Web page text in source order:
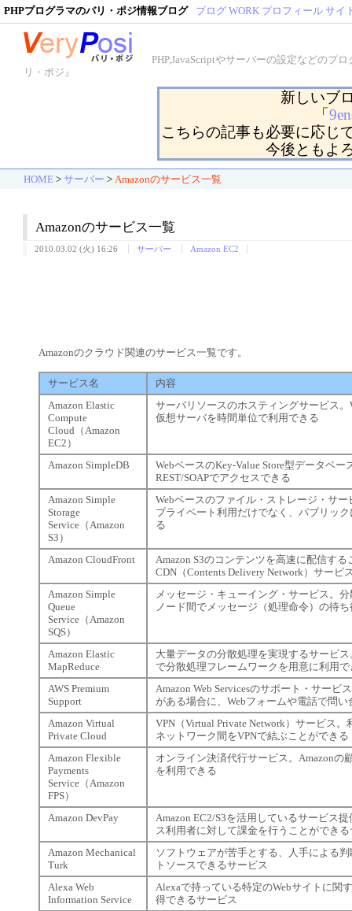
PHPプログラマのバリ・ポジ情報ブログ ブログ WORK プロフィール サイ
PHP,JavaScriptやサーバーの設定などのプ
リ・ポジ』
新しいブ
「
こちらの記事も必要に応じ
今後ともよ
HOME > サーバー > Amazonのサービス一覧
Amazonのサービス一覧
2010.03.02 (火) 16:26 サーバー Amazon EC2
Amazonのクラウド関連のサービス一覧です。
サービス名
内容
Amazon Elastic
Compute
Cloud（Amazon
EC2）
サーバリソースのホスティングサービス
仮想サーバを時間単位で利用できる
Amazon SimpleDB
WebベースのKey-Value Store型データベー
REST/SOAPでアクセスできる
Amazon Simple
Storage
Service（Amazon
S3）
Webベースのファイル・ストレージ・サ
プライベート利用だけでなく、パブリッ
る
Amazon CloudFront
Amazon S3のコンテンツを高速に配信する
CDN（Contents Delivery Network）サービ
Amazon Simple
Queue
Service（Amazon
SQS）
メッセージ・キューイング・サービス。
ノード間でメッセージ（処理命令）の待
Amazon Elastic
MapReduce
大量データの分散処理を実現するサービ
で分散処理フレームワークを用意に利用
AWS Premium
Support
Amazon Web Servicesのサポート・サービ
がある場合に、Webフォームや電話で問
Amazon Virtual
Private Cloud
VPN（Virtual Private Network）サービス。
ネットワーク間をVPNで結ぶことができる
Amazon Flexible
Payments
Service（Amazon
FPS）
オンライン決済代行サービス。Amazonの
を利用できる
Amazon DevPay
Amazon EC2/S3を活用しているサービス
ス利用者に対して課金を行うことができ
Amazon Mechanical
Turk
ソフトウェアが苦手とする、人手による
トソースできるサービス
Alexa Web
Information Service
Alexaで持っている特定のWebサイトに関
得できるサービス